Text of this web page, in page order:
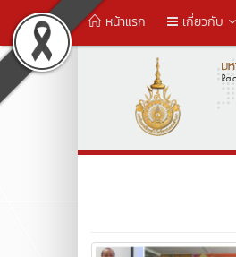
หน้าแรก เกี่ยวกับ